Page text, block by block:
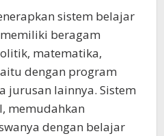
sistem belajar
beragam
matematika,
dengan program
jurusan lainnya. Sistem
memudahkan
dengan belajar